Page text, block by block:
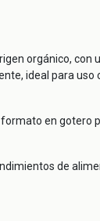
orgánico, con
ideal para uso
en gotero
de